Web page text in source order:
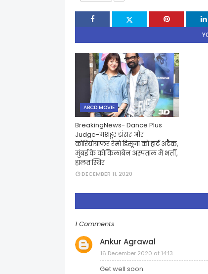
ABCD MOVIE
BreakingNews- Dance Plus
Judge-मशहूर डांसर और
कोरियोग्राफर रेमो डिसूजा को हार्ट अटैक,
मुंबई के कोकिलाबेन अस्पताल में भर्ती,
हालत स्थिर
DECEMBER 11, 2020
1 Comments
Ankur Agrawal
16 December 2020 at 14:13
Get well soon.